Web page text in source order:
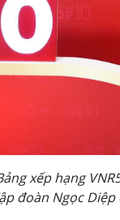
xếp hạng
đoàn Ngọc